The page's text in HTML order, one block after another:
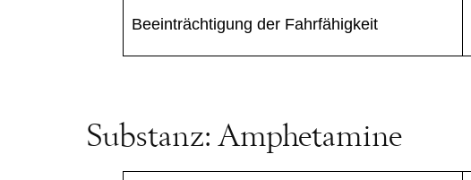
Beeinträchtigung der Fahrfähigkeit
Substanz: Amphetamine